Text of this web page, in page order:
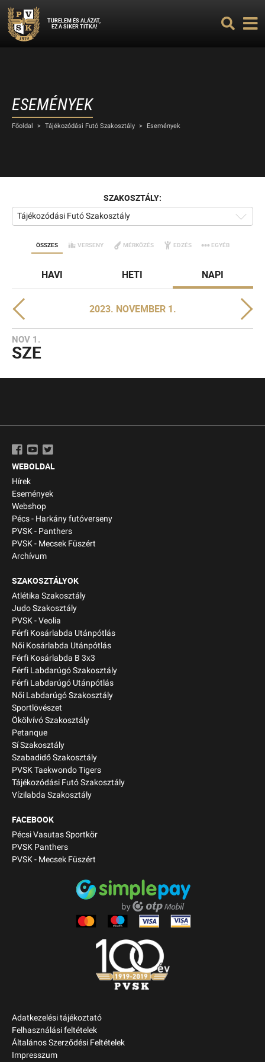
TÜRELEM ÉS ALÁZAT,
EZ A SIKER TITKA!
ESEMÉNYEK
Főoldal > Tájékozódási Futó Szakosztály > Események
SZAKOSZTÁLY:
Tájékozódási Futó Szakosztály
ÖSSZES VERSENY MÉRKŐZÉS EDZÉS EGYÉB
HAVI HETI NAPI
2023. NOVEMBER 1.
NOV 1.
SZE
WEBOLDAL
Hírek
Események
Webshop
Pécs - Harkány futóverseny
PVSK - Panthers
PVSK - Mecsek Füszért
Archívum
SZAKOSZTÁLYOK
Atlétika Szakosztály
Judo Szakosztály
PVSK - Veolia
Férfi Kosárlabda Utánpótlás
Női Kosárlabda Utánpótlás
Férfi Kosárlabda B 3x3
Férfi Labdarúgó Szakosztály
Férfi Labdarúgó Utánpótlás
Női Labdarúgó Szakosztály
Sportlövészet
Ökölvívó Szakosztály
Petanque
Sí Szakosztály
Szabadidő Szakosztály
PVSK Taekwondo Tigers
Tájékozódási Futó Szakosztály
Vízilabda Szakosztály
FACEBOOK
Pécsi Vasutas Sportkör
PVSK Panthers
PVSK - Mecsek Füszért
Adatkezelési tájékoztató
Felhasználási feltételek
Általános Szerződési Feltételek
Impresszum